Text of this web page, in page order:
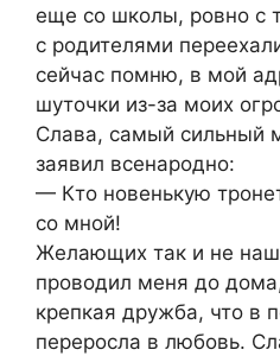
еще со школы, ровно с
с родителями
сейчас помню, в мой
шуточки из-за моих
Слава, самый сильный
заявил всенародно:
— Кто новенькую
со мной!
Желающих так и не
проводил меня до
крепкая дружба, что в
переросла в любовь.